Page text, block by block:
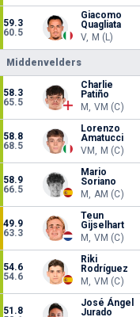
59.3
60.5
Giacomo
Quagliata
V, M (L)
Middenvelders
58.3
65.5
Charlie
Patiño
M, VM (C)
58.8
68.5
Lorenzo
Amatucci
VM, M (C)
58.9
66.5
Mario
Soriano
M, AM (C)
49.9
63.3
Teun
Gijselhart
M, VM (C)
54.6
54.6
Riki
Rodríguez
M, VM (C)
51.8
José Ángel
Jurado